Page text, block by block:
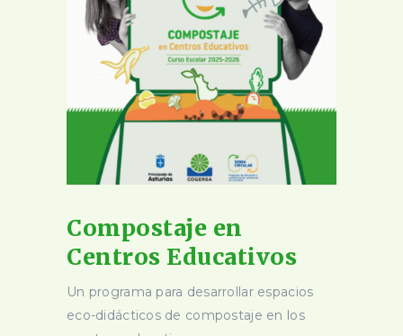
Compostaje en
Centros Educativos
Un programa para desarrollar espacios
eco-didácticos de compostaje en los